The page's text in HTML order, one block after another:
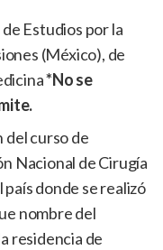
Estudios por la
(México), de
*No se
del curso de
Nacional de Cirugía
donde se realizó
nombre del
residencia de